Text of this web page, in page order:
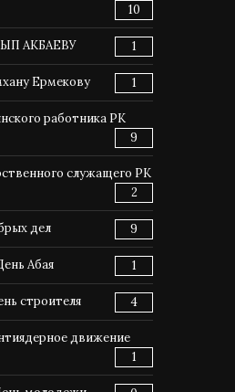
10
АКБАЕВУ 1
Ермекову 1
работника РК
9
служащего РК
2
дел 9
Абая 1
строителя 4
движение
1